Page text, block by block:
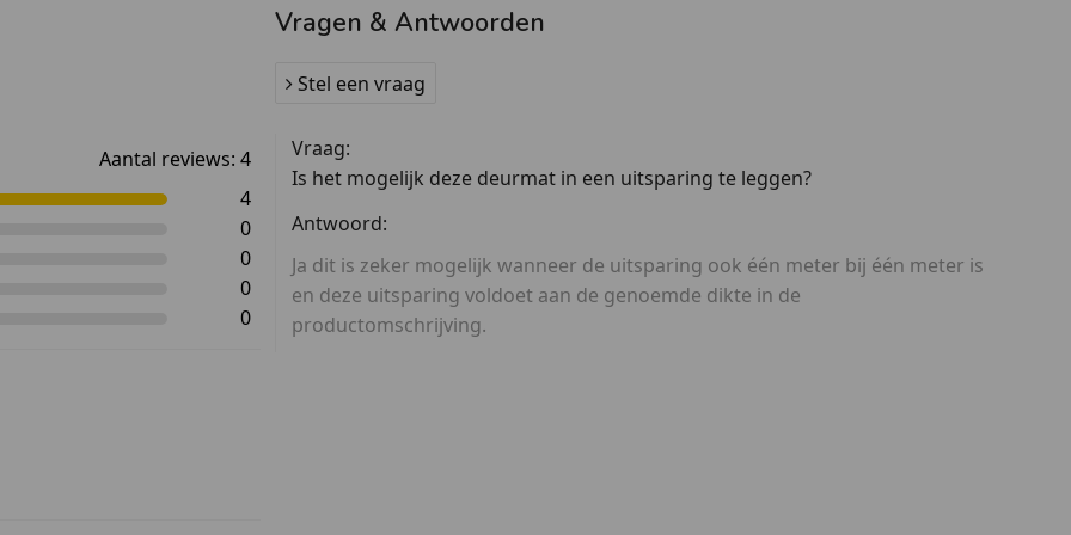
Aantal reviews: 4
4
0
0
0
0
Vragen & Antwoorden
Stel een vraag
Vraag:
Is het mogelijk deze deurmat in een uitsparing te leggen?
Antwoord:
Ja dit is zeker mogelijk wanneer de uitsparing ook één meter bij één meter is
en deze uitsparing voldoet aan de genoemde dikte in de
productomschrijving.